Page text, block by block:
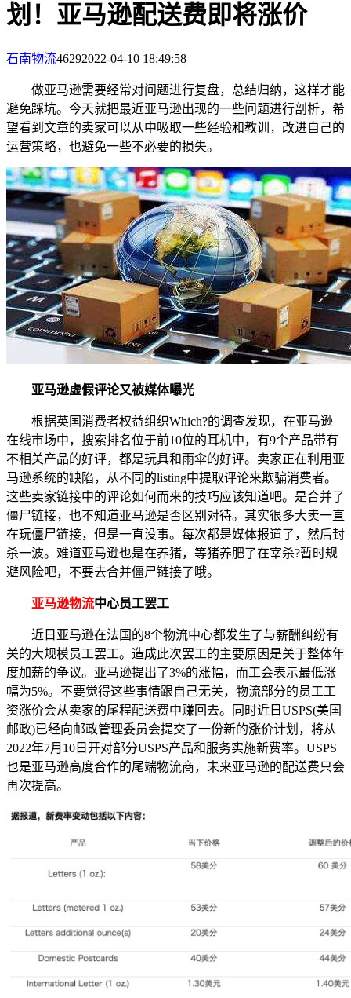
划！亚马逊配送费即将涨价
石南物流46292022-04-10 18:49:58
做亚马逊需要经常对问题进行复盘，总结归纳，这样才能
避免踩坑。今天就把最近亚马逊出现的一些问题进行剖析，希
望看到文章的卖家可以从中吸取一些经验和教训，改进自己的
运营策略，也避免一些不必要的损失。
亚马逊虚假评论又被媒体曝光
根据英国消费者权益组织Which?的调查发现，在亚马逊
在线市场中，搜索排名位于前10位的耳机中，有9个产品带有
不相关产品的好评，都是玩具和雨伞的好评。卖家正在利用亚
马逊系统的缺陷，从不同的listing中提取评论来欺骗消费者。
这些卖家链接中的评论如何而来的技巧应该知道吧。是合并了
僵尸链接，也不知道亚马逊是否区别对待。其实很多大卖一直
在玩僵尸链接，但是一直没事。每次都是媒体报道了，然后封
杀一波。难道亚马逊也是在养猪，等猪养肥了在宰杀?暂时规
避风险吧，不要去合并僵尸链接了哦。
亚马逊物流中心员工罢工
近日亚马逊在法国的8个物流中心都发生了与薪酬纠纷有
关的大规模员工罢工。造成此次罢工的主要原因是关于整体年
度加薪的争议。亚马逊提出了3%的涨幅，而工会表示最低涨
幅为5%。不要觉得这些事情跟自己无关，物流部分的员工工
资涨价会从卖家的尾程配送费中赚回去。同时近日USPS(美国
邮政)已经向邮政管理委员会提交了一份新的涨价计划，将从
2022年7月10日开对部分USPS产品和服务实施新费率。USPS
也是亚马逊高度合作的尾端物流商，未来亚马逊的配送费只会
再次提高。